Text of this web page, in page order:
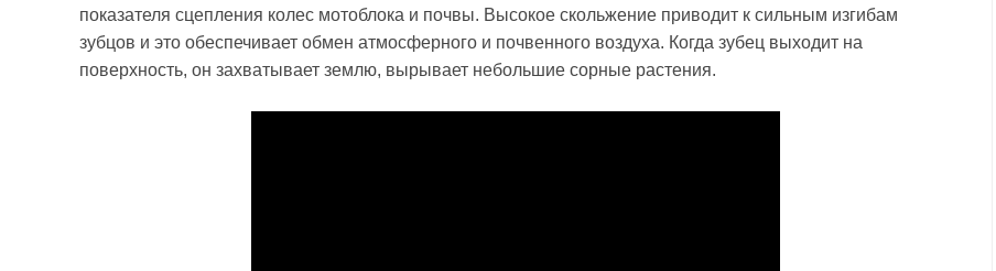
показателя сцепления колес мотоблока и почвы. Высокое скольжение приводит к сильным изгибам
зубцов и это обеспечивает обмен атмосферного и почвенного воздуха. Когда зубец выходит на
поверхность, он захватывает землю, вырывает небольшие сорные растения.